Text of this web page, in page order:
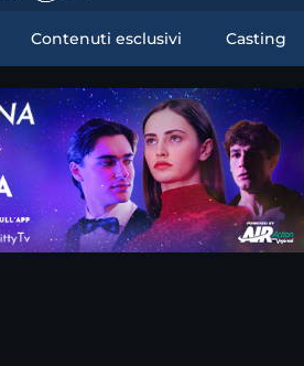
Contenuti esclusivi Casting